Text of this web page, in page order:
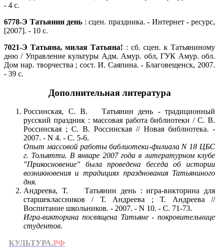
- 4 с.
6778-Э Татьянин день : сцен. праздника. - Интернет - ресурс,
[2007]. - 10 с.
7021-Э Татьяна, милая Татьяна! : сб. сцен. к Татьяниному
дню / Управление культуры Адм. Амур. обл, ГУК Амур. обл.
Дом нар. творчества ; сост. И. Саяпина. - Благовещенск, 2007.
- 39 с.
Дополнительная литература
Россинская, С. В. Татьянин день - традиционный
русский праздник : массовая работа библиотеки / С. В.
Россинская ; С. В. Россинская // Новая библиотека. -
2007. - N 4. - С. 5-6.
Опыт массовой работы библиотеки-филиала N 18 ЦБС
г. Тольятти. В январе 2007 года в литературном клубе
"Прикосновение" была проведена беседа об истории
возникновения и традициях празднования Татьяниного
дня.
Андреева, Т. Татьянин день : игра-викторина для
старшеклассников / Т. Андреева ; Т. Андреева //
Воспитание школьников. - 2007. - N 10. - С. 71-73.
Игра-викторина посвящена Татьяне - покровительнице
студентов.
КУЛЬТУРА.РФ